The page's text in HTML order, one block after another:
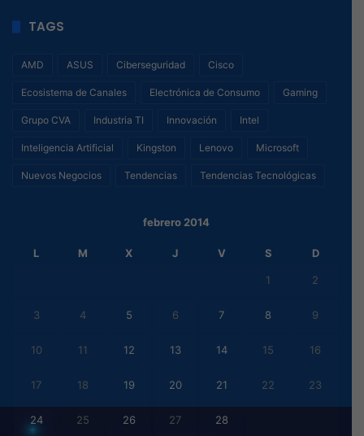
TAGS
AMD ASUS Ciberseguridad Cisco
Ecosistema de Canales Electrónica de Consumo Gaming
Grupo CVA Industria TI Innovación Intel
Inteligencia Artificial Kingston Lenovo Microsoft
Nuevos Negocios Tendencias Tendencias Tecnológicas
febrero 2014
L M X J V S D
1 2
3 4 5 6 7 8 9
10 11 12 13 14 15 16
17 18 19 20 21 22 23
24 25 26 27 28